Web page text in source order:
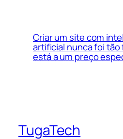
Criar um site com
artificial nunca foi tão
está a um preço
TugaTech